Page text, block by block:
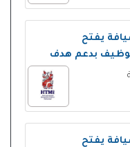
يفتح
بدعم هدف
يفتح